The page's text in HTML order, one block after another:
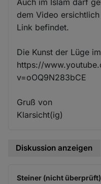
Auch im Islam darf
dem Video
Link befindet.
Die Kunst der Lüge
https://
v=oOQ9N283bCE
Gruß von
Klarsicht(ig)
Diskussion anzeigen
Steiner (nicht überprüft)